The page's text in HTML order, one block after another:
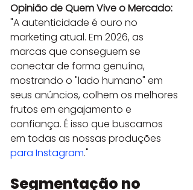
Opinião de Quem Vive o Mercado:
"A autenticidade é ouro no
marketing atual. Em 2026, as
marcas que conseguem se
conectar de forma genuína,
mostrando o "lado humano" em
seus anúncios, colhem os melhores
frutos em engajamento e
confiança. É isso que buscamos
em todas as nossas produções
para Instagram."
Segmentação no